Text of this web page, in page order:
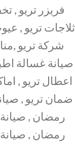
فريزر تريو ,
ثلاجات تريو ,
شركة تريو
صيانة غسالة
اعطال تريو ,
ضمان تريو ,
رمضان , صيانة
رمضان , صيانة